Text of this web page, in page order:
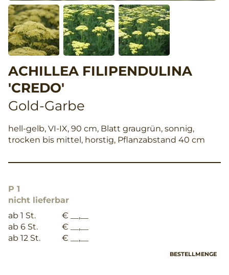
ACHILLEA FILIPENDULINA
'CREDO'
Gold-Garbe
hell-gelb, VI-IX, 90 cm, Blatt graugrün, sonnig,
trocken bis mittel, horstig, Pflanzabstand 40 cm
P 1
nicht lieferbar
ab 1 St.
€ __,__
ab 6 St.
€ __,__
ab 12 St.
€ __,__
BESTELLMENGE